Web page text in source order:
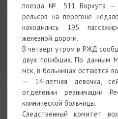
поезда № 511 Воркута —
рельсов на перегоне
находились 195
железной дороги.
В четверг утром в РЖД
двух погибших. По данным
мск, в больницах остаются
— 14-летняя девочка,
отделении реанимации
клинической больницы.
Следственный комитет